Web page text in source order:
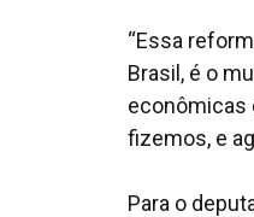
“Essa
Brasil, é o
econômicas
fizemos, e
Para o